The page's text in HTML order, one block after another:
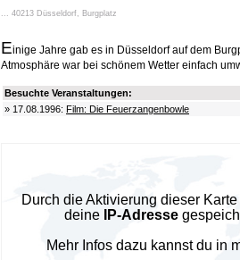
... 40213 Düsseldorf, Burgplatz
Einige Jahre gab es in Düsseldorf auf dem
Atmosphäre war bei schönem Wetter einfach
Besuchte Veranstaltungen:
» 17.08.1996: Film: Die Feuerzangenbowle
Durch die Aktivierung dieser
deine
IP-Adresse
Mehr Infos dazu kannst du in